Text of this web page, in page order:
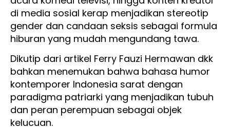
di media sosial kerap menjadikan stereotip
gender dan candaan seksis sebagai formula
hiburan yang mudah mengundang tawa.
Dikutip dari artikel Ferry Fauzi Hermawan dkk
bahkan menemukan bahwa bahasa humor
kontemporer Indonesia sarat dengan
paradigma patriarki yang menjadikan tubuh
dan peran perempuan sebagai objek
kelucuan.